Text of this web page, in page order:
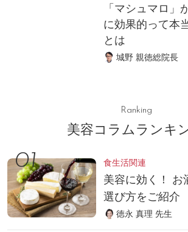
「マシュマロ」
に効果的って
とは
城野 親徳総院長
Ranking
美容コラムランキ
食生活関連
美容に効く！ お
選び方をご紹介
徳永 真理 先生